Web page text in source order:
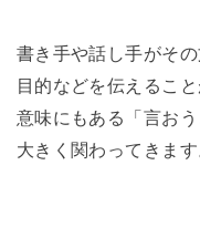
書き手や話し手がそ
目的などを伝えるこ
意味にもある「言お
大きく関わってきます